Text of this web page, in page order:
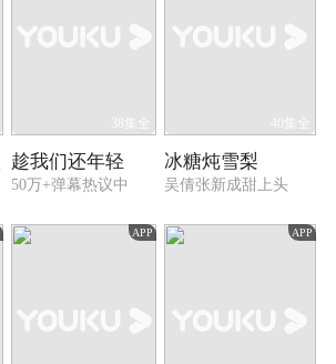
38集全
趁我们还年轻
50万+弹幕热议中
40集全
冰糖炖雪梨
吴倩张新成甜上头
APP APP